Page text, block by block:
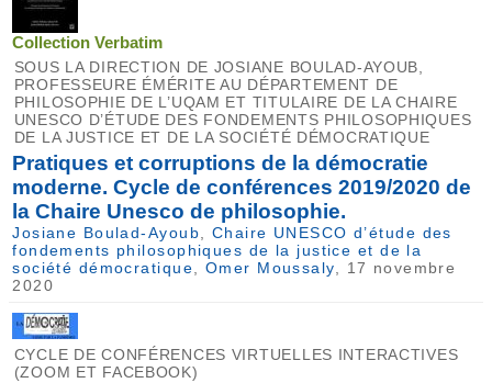
Collection Verbatim
SOUS LA DIRECTION DE JOSIANE BOULAD-AYOUB,
PROFESSEURE ÉMÉRITE AU DÉPARTEMENT DE
PHILOSOPHIE DE L’UQAM ET TITULAIRE DE LA CHAIRE
UNESCO D’ÉTUDE DES FONDEMENTS PHILOSOPHIQUES
DE LA JUSTICE ET DE LA SOCIÉTÉ DÉMOCRATIQUE
Pratiques et corruptions de la démocratie
moderne. Cycle de conférences 2019/2020 de
la Chaire Unesco de philosophie.
Josiane Boulad-Ayoub, Chaire UNESCO d’étude des
fondements philosophiques de la justice et de la
société démocratique, Omer Moussaly, 17 novembre
2020
CYCLE DE CONFÉRENCES VIRTUELLES INTERACTIVES
(ZOOM ET FACEBOOK)